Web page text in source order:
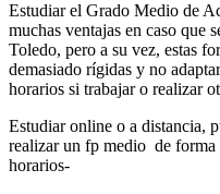
Estudiar el Grado Medio de
muchas ventajas en caso que
Toledo, pero a su vez, estas
demasiado rígidas y no
horarios si trabajar o realizar
Estudiar online o a distancia,
realizar un fp medio de forma
horarios-